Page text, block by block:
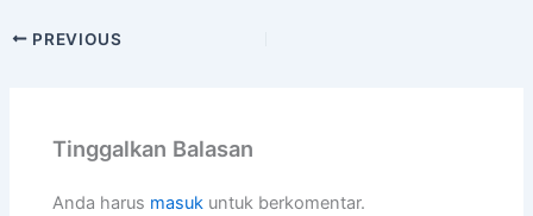
PREVIOUS
Tinggalkan Balasan
Anda harus masuk untuk berkomentar.